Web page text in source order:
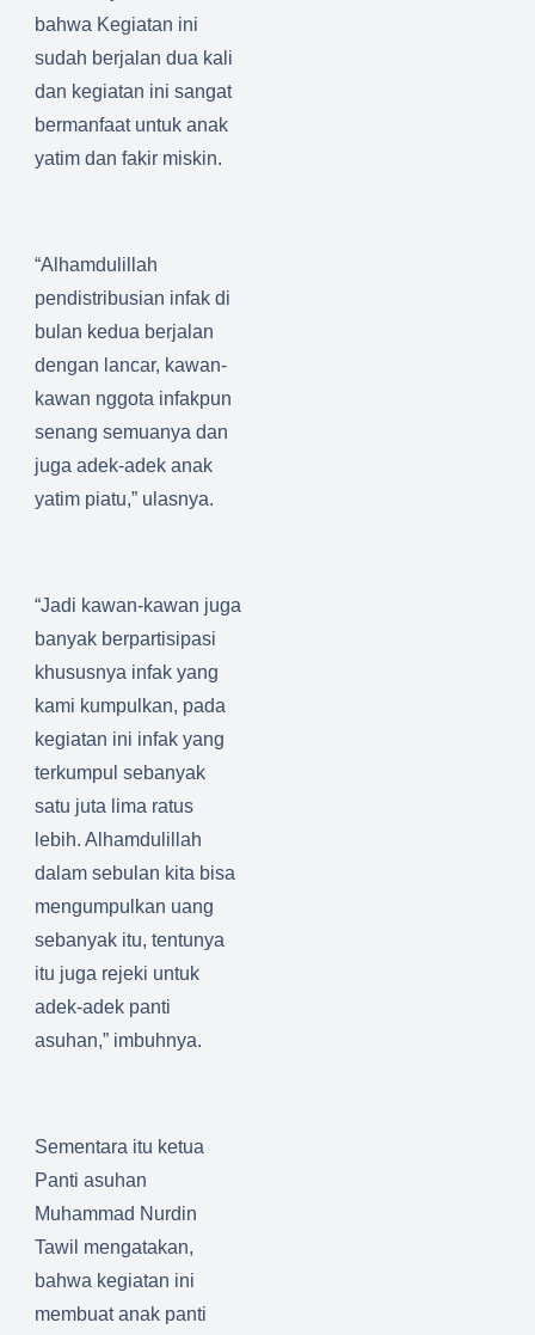
bahwa Kegiatan ini
sudah berjalan dua kali
dan kegiatan ini sangat
bermanfaat untuk anak
yatim dan fakir miskin.
“Alhamdulillah
pendistribusian infak di
bulan kedua berjalan
dengan lancar, kawan-
kawan nggota infakpun
senang semuanya dan
juga adek-adek anak
yatim piatu,” ulasnya.
“Jadi kawan-kawan juga
banyak berpartisipasi
khususnya infak yang
kami kumpulkan, pada
kegiatan ini infak yang
terkumpul sebanyak
satu juta lima ratus
lebih. Alhamdulillah
dalam sebulan kita bisa
mengumpulkan uang
sebanyak itu, tentunya
itu juga rejeki untuk
adek-adek panti
asuhan,” imbuhnya.
Sementara itu ketua
Panti asuhan
Muhammad Nurdin
Tawil mengatakan,
bahwa kegiatan ini
membuat anak panti